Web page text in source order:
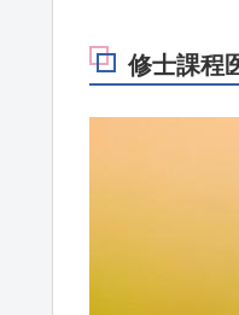
修士課程